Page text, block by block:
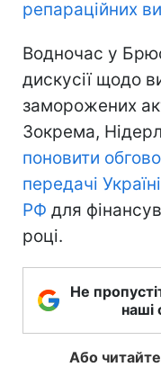
репараційних
Водночас у
дискусії щодо
заморожених
Зокрема,
поновити
передачі
РФ для
році.
Не
наші
Або